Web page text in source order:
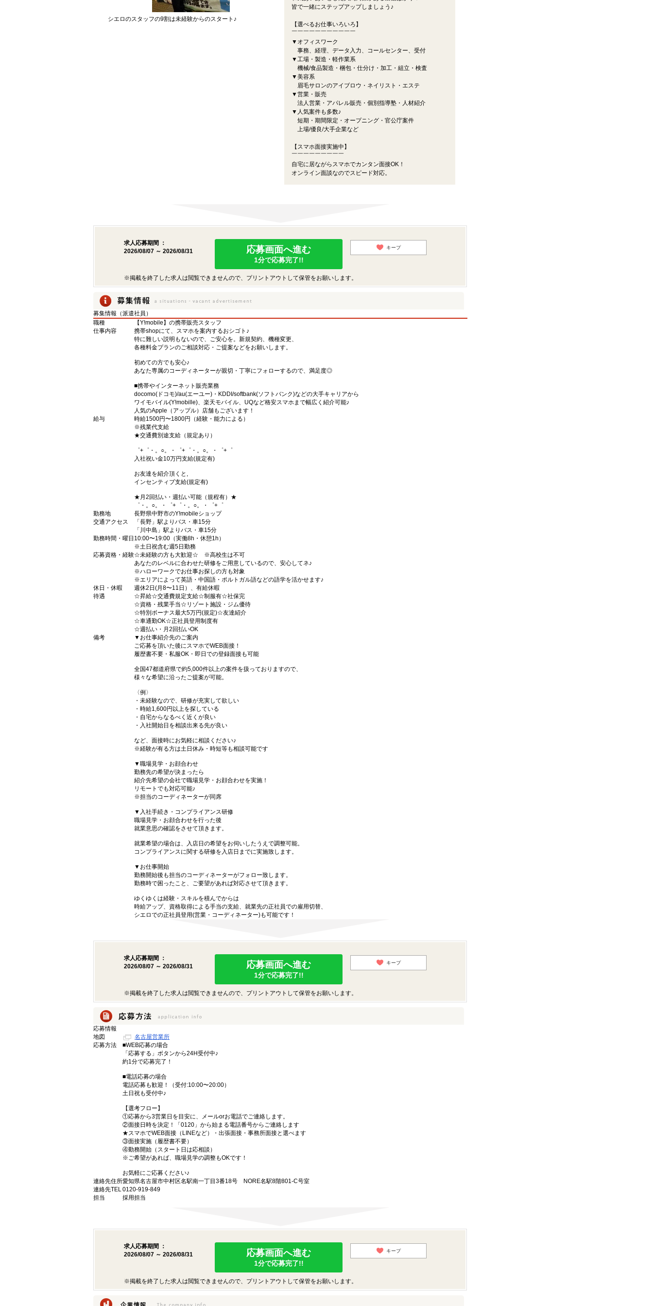
シエロのスタッフの9割は未経験からのスタート♪
皆で一緒にステップアップしましょう♪
【選べるお仕事いろいろ】
￣￣￣￣￣￣￣￣￣￣￣
▼オフィスワーク
事務、経理、データ入力、コールセンター、受付
▼工場・製造・軽作業系
機械/食品製造・梱包・仕分け・加工・組立・検査
▼美容系
眉毛サロンのアイブロウ・ネイリスト・エステ
▼営業・販売
法人営業・アパレル販売・個別指導塾・人材紹介
▼人気案件も多数♪
短期・期間限定・オープニング・官公庁案件
上場/優良/大手企業など
【スマホ面接実施中】
￣￣￣￣￣￣￣￣￣
自宅に居ながらスマホでカンタン面接OK！
オンライン面談なのでスピード対応。
求人応募期間 ：
2026/08/07 ～ 2026/08/31
応募画面へ進む
1分で応募完了!!
キープ
※掲載を終了した求人は閲覧できませんので、プリントアウトして保管をお願いします。
募集情報（派遣社員）
職種
【Y!mobile】の携帯販売スタッフ
仕事内容
携帯shopにて、スマホを案内するおシゴト♪
特に難しい説明もないので、ご安心を。新規契約、機種変更、
各種料金プランのご相談対応・ご提案などをお願いします。
初めての方でも安心♪
あなた専属のコーディネーターが親切・丁寧にフォローするので、満足度◎
■携帯やインターネット販売業務
docomo(ドコモ)/au(エーユー)・KDDI/softbank(ソフトバンク)などの大手キャリアから
ワイモバイル(Y!mobille)、楽天モバイル、UQなど格安スマホまで幅広く紹介可能♪
人気のApple（アップル）店舗もございます！
給与
時給1500円〜1800円（経験・能力による）
※残業代支給
★交通費別途支給（規定あり）
゜+゜・。○。・゜+゜・。○。・゜+゜
入社祝い金10万円支給(規定有)
お友達を紹介頂くと,
インセンティブ支給(規定有)
★月2回払い・週払い可能（規程有）★
゜・。○。・゜+゜・。○。・゜+゜
勤務地
長野県中野市のY!mobileショップ
交通アクセス
「長野」駅よりバス・車15分
「川中島」駅よりバス・車15分
勤務時間・曜日 10:00〜19:00（実働8h・休憩1h）
※土日祝含む週5日勤務
応募資格・経験☆未経験の方も大歓迎☆ ※高校生は不可
あなたのレベルに合わせた研修をご用意しているので、安心してネ♪
※ハローワークでお仕事お探しの方も対象
※エリアによって英語・中国語・ポルトガル語などの語学を活かせます♪
休日・休暇
週休2日(月8〜11日）、有給休暇
待遇
☆昇給☆交通費規定支給☆制服有☆社保完
☆資格・残業手当☆リゾート施設・ジム優待
☆特別ボーナス最大5万円(規定)☆友達紹介
☆車通勤OK☆正社員登用制度有
☆週払い・月2回払いOK
備考
▼お仕事紹介先のご案内
ご応募を頂いた後にスマホでWEB面接！
履歴書不要・私服OK・即日での登録面接も可能
全国47都道府県で約5,000件以上の案件を扱っておりますので、
様々な希望に沿ったご提案が可能。
〈例〉
・未経験なので、研修が充実して欲しい
・時給1,600円以上を探している
・自宅からなるべく近くが良い
・入社開始日を相談出来る先が良い
など、面接時にお気軽に相談ください♪
※経験が有る方は土日休み・時短等も相談可能です
▼職場見学・お顔合わせ
勤務先の希望が決まったら
紹介先希望の会社で職場見学・お顔合わせを実施！
リモートでも対応可能♪
※担当のコーディネーターが同席
▼入社手続き・コンプライアンス研修
職場見学・お顔合わせを行った後
就業意思の確認をさせて頂きます。
就業希望の場合は、入店日の希望をお伺いしたうえで調整可能。
コンプライアンスに関する研修を入店日までに実施致します。
▼お仕事開始
勤務開始後も担当のコーディネーターがフォロー致します。
勤務時で困ったこと、ご要望があれば対応させて頂きます。
ゆくゆくは経験・スキルを積んでからは
時給アップ、資格取得による手当の支給、就業先の正社員での雇用切替、
シエロでの正社員登用(営業・コーディネーター)も可能です！
求人応募期間 ：
2026/08/07 ～ 2026/08/31
応募画面へ進む
1分で応募完了!!
キープ
※掲載を終了した求人は閲覧できませんので、プリントアウトして保管をお願いします。
応募情報
地図
名古屋営業所
応募方法
■WEB応募の場合
「応募する」ボタンから24H受付中♪
約1分で応募完了！
■電話応募の場合
電話応募も歓迎！（受付:10:00〜20:00）
土日祝も受付中♪
【選考フロー】
①応募から3営業日を目安に、メールorお電話でご連絡します。
②面接日時を決定！「0120」から始まる電話番号からご連絡します
★スマホでWEB面接（LINEなど）・出張面接・事務所面接と選べます
③面接実施（履歴書不要）
④勤務開始（スタート日は応相談）
※ご希望があれば、職場見学の調整もOKです！
お気軽にご応募ください♪
連絡先住所愛知県名古屋市中村区名駅南一丁目3番18号 NORE名駅8階801-C号室
連絡先TEL0120-919-849
担当
採用担当
求人応募期間 ：
2026/08/07 ～ 2026/08/31
応募画面へ進む
1分で応募完了!!
キープ
※掲載を終了した求人は閲覧できませんので、プリントアウトして保管をお願いします。